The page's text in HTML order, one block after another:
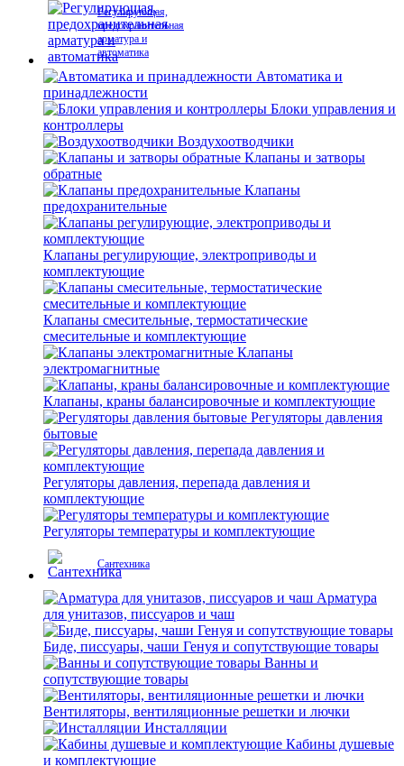
Регулирующая,
предохранительная
арматура и
автоматика
Автоматика и
принадлежности
Блоки управления и
контроллеры
Воздухоотводчики
Клапаны и затворы
обратные
Клапаны
предохранительные
Клапаны регулирующие, электроприводы и
комплектующие
Клапаны смесительные, термостатические
смесительные и комплектующие
Клапаны
электромагнитные
Клапаны, краны балансировочные и комплектующие
Регуляторы давления
бытовые
Регуляторы давления, перепада давления и
комплектующие
Регуляторы температуры и комплектующие
Сантехника
Арматура
для унитазов, писсуаров и чаш
Биде, писсуары, чаши Генуя и сопутствующие товары
Ванны и
сопутствующие товары
Вентиляторы, вентиляционные решетки и лючки
Инсталляции
Кабины душевые
и комплектующие